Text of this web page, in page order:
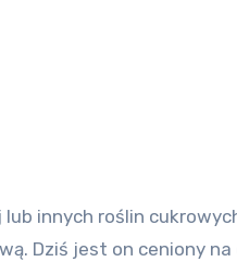
innych roślin
Dziś jest on ceniony na